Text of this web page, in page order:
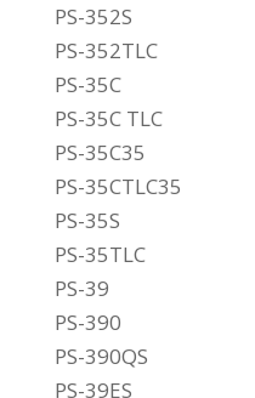
PS-352S
PS-352TLC
PS-35C
PS-35C TLC
PS-35C35
PS-35CTLC35
PS-35S
PS-35TLC
PS-39
PS-390
PS-390QS
PS-39ES